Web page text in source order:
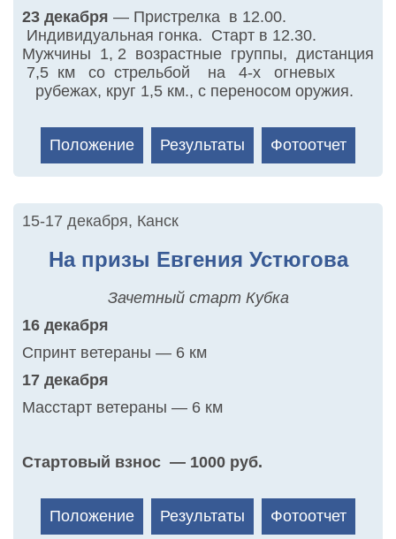
23 декабря — Пристрелка в 12.00.
Индивидуальная гонка. Старт в 12.30.
Мужчины 1, 2 возрастные группы, дистанция
7,5 км со стрельбой на 4-х огневых
рубежах, круг 1,5 км., с переносом оружия.
Положение Результаты Фотоотчет
15-17 декабря, Канск
На призы Евгения Устюгова
Зачетный старт Кубка
16 декабря
Спринт ветераны — 6 км
17 декабря
Масстарт ветераны — 6 км
Стартовый взнос — 1000 руб.
Положение Результаты Фотоотчет